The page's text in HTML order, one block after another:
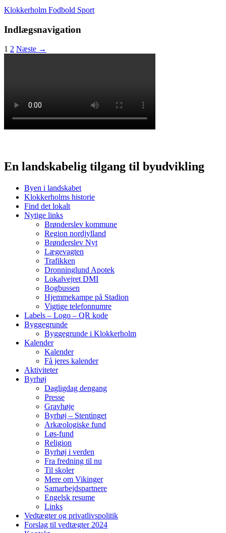
Klokkerholm Fodbold Sport
Indlægsnavigation
1 2 Næste →
En landskabelig tilgang til byudvikling
Byen i landskabet
Klokkerholms historie
Find det lokalt
Nytige links
Brønderslev kommune
Region nordjylland
Brønderslev Nyt
Lægevagten
Trafikken
Dronninglund Apotek
Lokalvejret DMI
Bogbussen
Hjemmekampe på Stadion
Vigtige telefonnumre
Labels – Logo – QR kode
Byggegrunde
Byggegrunde i Klokkerholm
Kalender
Kalender
Få jeres kalender
Aktiviteter
Byrhøj
Dagligdag dengang
Presse
Gravhøje
Byrhøj – Stentinget
Arkæologiske fund
Løs-fund
Religion
Byrhøj i verden
Fra fredning til nu
Til skoler
Mere om Vikinger
Samarbejdspartnere
Engelsk resume
Links
Vedtægter og privatlivspolitik
Forslag til vedtægter 2024